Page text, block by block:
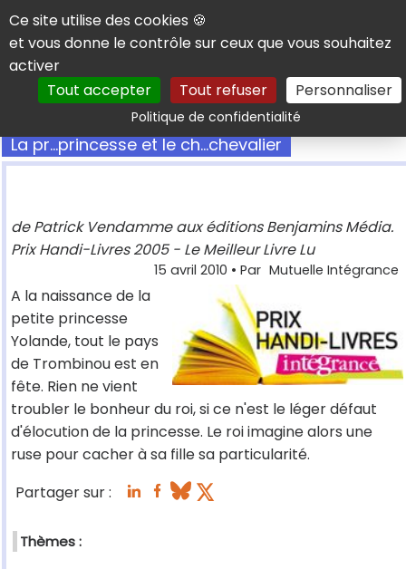
Panneau de gestion des cookies
Ce site utilise des cookies 🍪
et vous donne le contrôle sur ceux que vous souhaitez
activer
Tout accepter
Tout refuser Personnaliser
Politique de confidentialitéRechercher
La pr...princesse et le ch...chevalier
de Patrick Vendamme aux éditions Benjamins Média.
Prix Handi-Livres 2005 - Le Meilleur Livre Lu
15 avril 2010 • Par Mutuelle Intégrance
A la naissance de la
petite princesse
Yolande, tout le pays
de Trombinou est en
fête. Rien ne vient
troubler le bonheur du roi, si ce n'est le léger défaut
d'élocution de la princesse. Le roi imagine alors une
ruse pour cacher à sa fille sa particularité.
Partager sur :
Thèmes :